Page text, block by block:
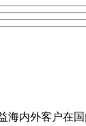
海内外客户在